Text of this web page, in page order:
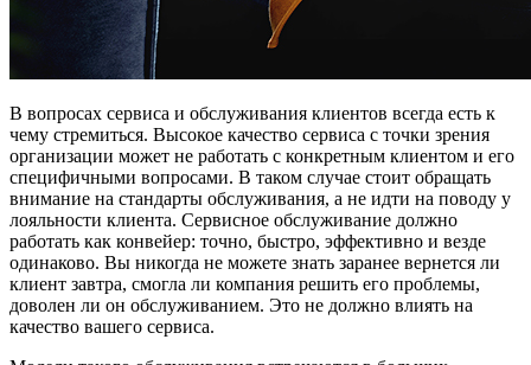
В вопросах сервиса и обслуживания клиентов всегда есть к
чему стремиться. Высокое качество сервиса с точки зрения
организации может не работать с конкретным клиентом и его
специфичными вопросами. В таком случае стоит обращать
внимание на стандарты обслуживания, а не идти на поводу у
лояльности клиента. Сервисное обслуживание должно
работать как конвейер: точно, быстро, эффективно и везде
одинаково. Вы никогда не можете знать заранее вернется ли
клиент завтра, смогла ли компания решить его проблемы,
доволен ли он обслуживанием. Это не должно влиять на
качество вашего сервиса.